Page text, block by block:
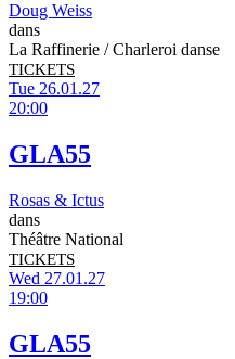
Doug Weiss
dans
La Raffinerie / Charleroi danse
TICKETS
Tue 26.01.27
20:00
GLA55
Rosas & Ictus
dans
Théâtre National
TICKETS
Wed 27.01.27
19:00
GLA55